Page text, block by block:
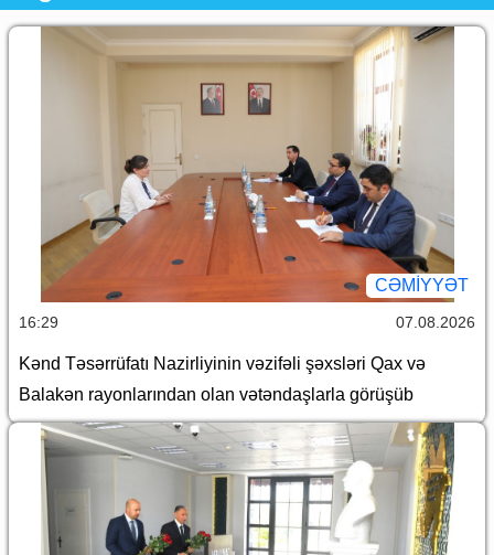
CƏMİYYƏT
16:29 07.08.2026
Kənd Təsərrüfatı Nazirliyinin vəzifəli şəxsləri Qax və
Balakən rayonlarından olan vətəndaşlarla görüşüb